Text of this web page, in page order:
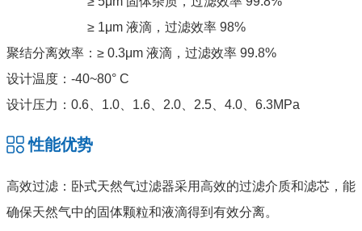
≥ 1μm 液滴，过滤效率 98%
聚结分离效率：≥ 0.3μm 液滴，过滤效率 99.8%
设计温度：-40~80° C
设计压力：0.6、1.0、1.6、2.0、2.5、4.0、6.3MPa
性能优势
高效过滤：卧式天然气过滤器采用高效的过滤介质和滤芯，能
确保天然气中的固体颗粒和液滴得到有效分离。